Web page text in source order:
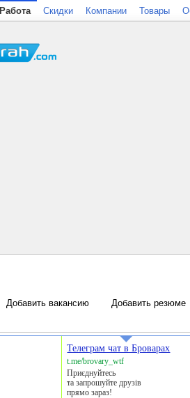
Телеграм чат в Броварах
t.me/brovary_wtf
Приєднуйтесь
та запрошуйте друзів
прямо зараз!
Работа Скидки Компании Товары
Добавить вакансию Добавить резюме